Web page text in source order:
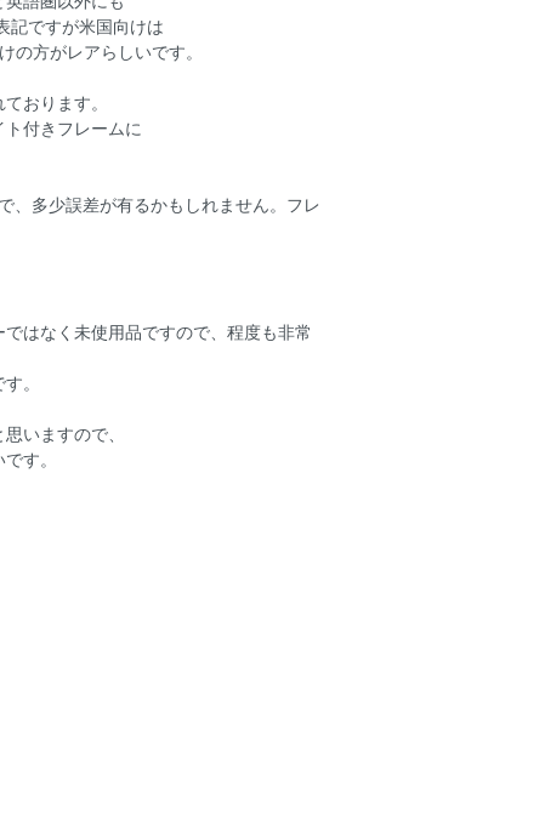
記ですが米国向けは
の方がレアらしいです。
おります。
付きフレームに
、多少誤差が有るかもしれません。フレ
はなく未使用品ですので、程度も非常
。
いますので、
す。